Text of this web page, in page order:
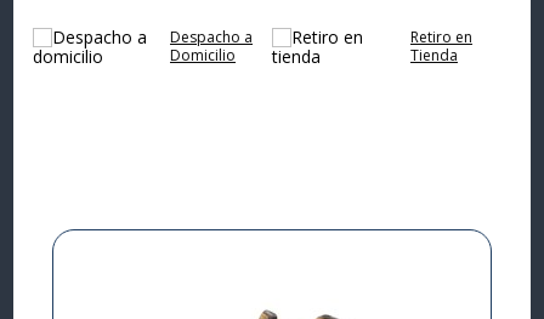
Despacho a
Domicilio
Retiro en
Tienda